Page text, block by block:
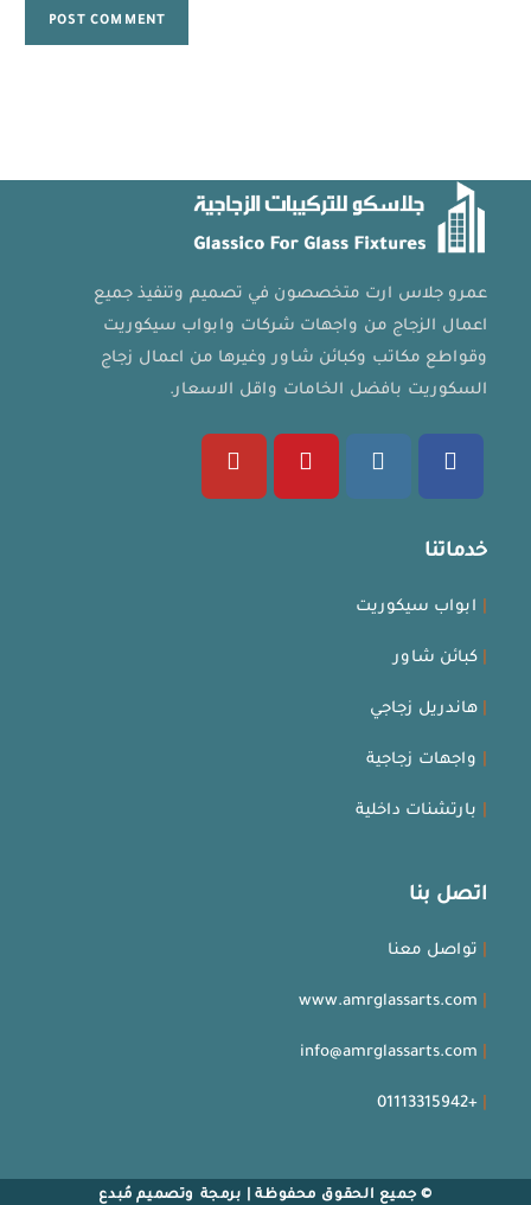
عمرو جلاس ارت متخصصون في تصميم وتنفيذ جميع
اعمال الزجاج من واجهات شركات وابواب سيكوريت
وقواطع مكاتب وكبائن شاور وغيرها من اعمال زجاج
السكوريت بافضل الخامات واقل الاسعار.
in
new
new
خدماتنا
ابواب سيكوريت
|كبائن شاور
|هاندريل زجاجي
واجهات زجاجية
بارتشنات داخلية
اتصل بنا
تواصل معنا
www.amrglassarts.com
info@amrglassarts.com
|
+01113315942
© جميع الحقوق محفوظة | برمجة وتصميم مُبدع